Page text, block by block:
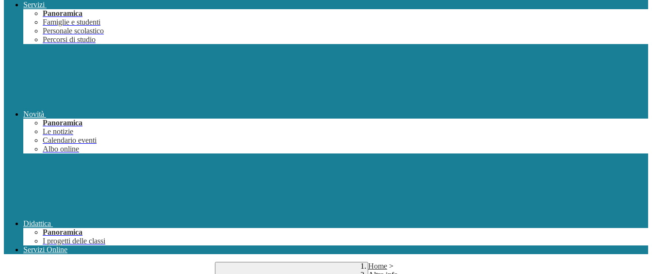
Servizi
Panoramica
Famiglie e studenti
Personale scolastico
Percorsi di studio
Novità
Panoramica
Le notizie
Calendario eventi
Albo online
Didattica
Panoramica
I progetti delle classi
Servizi Online
Home >